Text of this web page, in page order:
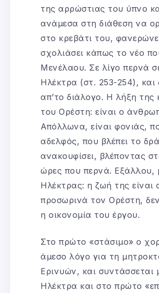
της αρρώστιας του ύπνο
ανάμεσα στη διάθεση να
στο κρεβάτι του,
σχολιάσει κάπως το νέο
Μενέλαου. Σε λίγο περνά
Ηλέκτρα (στ. 253-254), και
απ’το διάλογο. Η λήξη της
του Ορέστη: είναι ο
Απόλλωνα, είναι φονιάς,
αδελφός, που βλέπει το
ανακουφίσει, βλέποντας
ώρες που περνά. Εξάλλου,
Ηλέκτρας: η ζωή της είναι
προσωρινά τον Ορέστη, δεν
η οικονομία του έργου.
Στο πρώτο «στάσιμο» ο
άμεσο λόγο για τη
Ερινυών, και
Ηλέκτρα και στο πρώτο